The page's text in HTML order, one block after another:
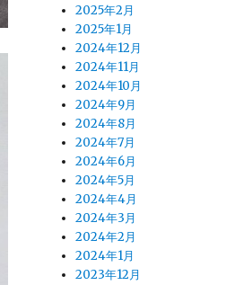
2025年2月
2025年1月
2024年12月
2024年11月
2024年10月
2024年9月
2024年8月
2024年7月
2024年6月
2024年5月
2024年4月
2024年3月
2024年2月
2024年1月
2023年12月